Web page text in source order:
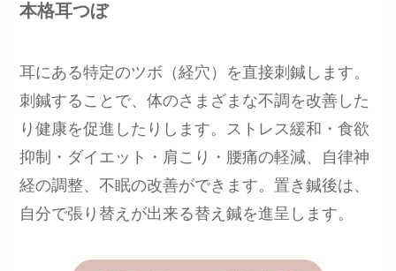
本格耳つぼ
耳にある特定のツボ（経穴）を直接刺鍼します。
刺鍼することで、体のさまざまな不調を改善した
り健康を促進したりします。ストレス緩和・食欲
抑制・ダイエット・肩こり・腰痛の軽減、自律神
経の調整、不眠の改善ができます。置き鍼後は、
自分で張り替えが出来る替え鍼を進呈します。